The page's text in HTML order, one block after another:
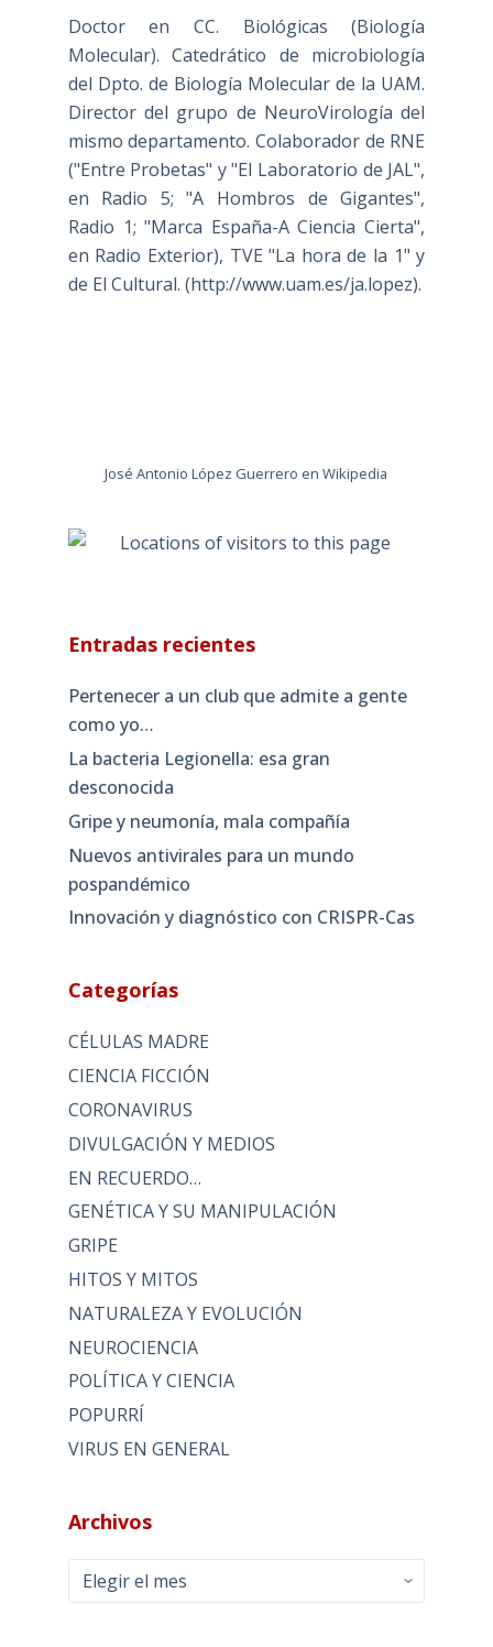
Doctor en CC. Biológicas (Biología
Molecular). Catedrático de microbiología
del Dpto. de Biología Molecular de la UAM.
Director del grupo de NeuroVirología del
mismo departamento. Colaborador de RNE
("Entre Probetas" y "El Laboratorio de JAL",
en Radio 5; "A Hombros de Gigantes",
Radio 1; "Marca España-A Ciencia Cierta",
en Radio Exterior), TVE "La hora de la 1" y
de El Cultural. (http://www.uam.es/ja.lopez).
José Antonio López Guerrero en Wikipedia
Entradas recientes
Pertenecer a un club que admite a gente
como yo…
La bacteria Legionella: esa gran
desconocida
Gripe y neumonía, mala compañía
Nuevos antivirales para un mundo
pospandémico
Innovación y diagnóstico con CRISPR-Cas
Categorías
CÉLULAS MADRE
CIENCIA FICCIÓN
CORONAVIRUS
DIVULGACIÓN Y MEDIOS
EN RECUERDO…
GENÉTICA Y SU MANIPULACIÓN
GRIPE
HITOS Y MITOS
NATURALEZA Y EVOLUCIÓN
NEUROCIENCIA
POLÍTICA Y CIENCIA
POPURRÍ
VIRUS EN GENERAL
Archivos
Archivos